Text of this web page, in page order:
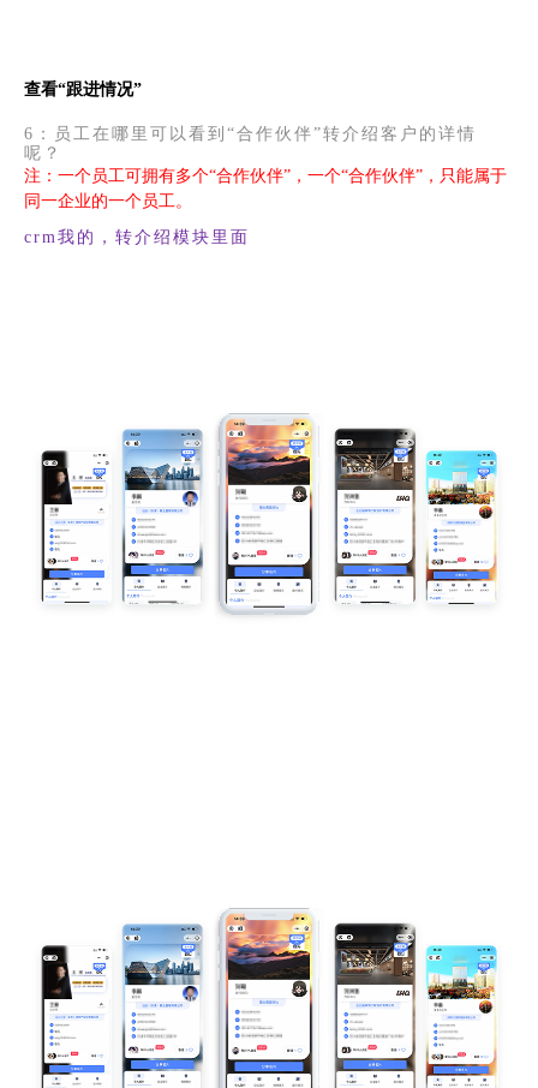
查看“跟进情况”
6：员工在哪里可以看到“合作伙伴”转介绍客户的详情
呢？
注：一个员工可拥有多个“合作伙伴”，一个“合作伙伴”，只能属于
同一企业的一个员工。
crm我的，转介绍模块里面